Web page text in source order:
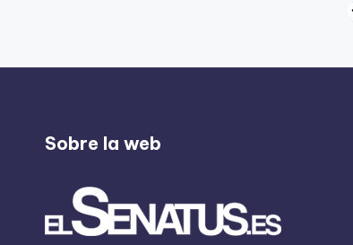
de
Sobre la web